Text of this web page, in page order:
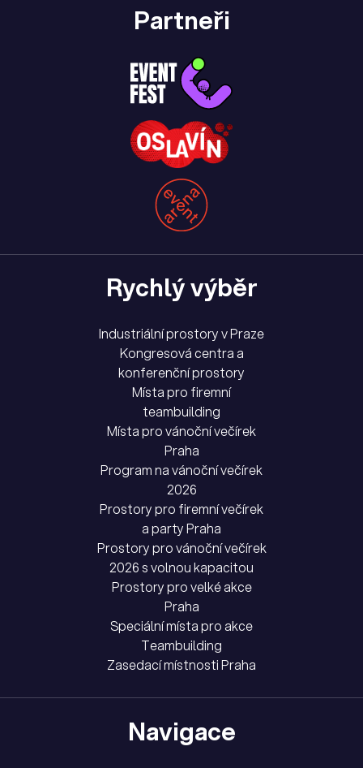
Partneři
Rychlý výběr
Industriální prostory v Praze
Kongresová centra a
konferenční prostory
Místa pro firemní
teambuilding
Místa pro vánoční večírek
Praha
Program na vánoční večírek
2026
Prostory pro firemní večírek
a party Praha
Prostory pro vánoční večírek
2026 s volnou kapacitou
Prostory pro velké akce
Praha
Speciální místa pro akce
Teambuilding
Zasedací místnosti Praha
Navigace